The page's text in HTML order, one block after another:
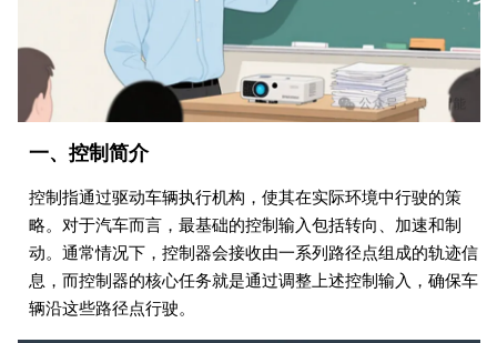
一、控制简介
控制指通过驱动车辆执行机构，使其在实际环境中行驶的策
略。对于汽车而言，最基础的控制输入包括转向、加速和制
动。通常情况下，控制器会接收由一系列路径点组成的轨迹信
息，而控制器的核心任务就是通过调整上述控制输入，确保车
辆沿这些路径点行驶。